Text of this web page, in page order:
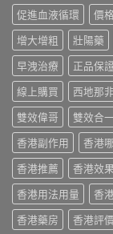
貨
分
辨
與
購
買
指
南〉
中
划
算？
POXET-
60
與
原
廠
比
較
及
正
貨
分
辨
指
南〉
中
邊
度
買
最
抵？
Super
Tadarise
雙
效
片
效
果
與
選
購
指
南〉
推
薦
2026：
香
港
男
士
必
睇
的
印
度
仿
製
藥
選
購
促進血液循環 價
增大增粗
壯陽藥
早洩治療
正品保證
線上購買
西地那非
雙效偉哥
雙效合
香港副作用
香港
香港推薦
香港效果
香港用法用量
香
香港藥房
香港評價